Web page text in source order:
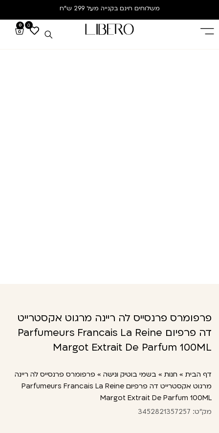
משלוחים חינם בקנייה מעל 299 ש”ח
0
0
פרפומרס פרנסייס לה ריינה מרגוט אקסטרייט
דה פרפיום Parfumeurs Francais La Reine
Margot Extrait De Parfum 100ML
דף הבית » חנות » בשמי בוטיק ונישה » פרפומרס פרנסייס לה ריינה
מרגוט אקסטרייט דה פרפיום Parfumeurs Francais La Reine
Margot Extrait De Parfum 100ML
מק"ט: 3452821357257